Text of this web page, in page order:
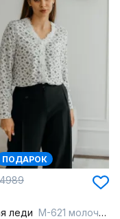
ПОДАРОК
4989
леди М-621 молочный